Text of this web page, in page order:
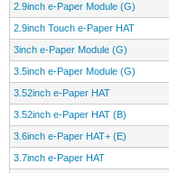
2.9inch e-Paper Module (G)
2.9inch Touch e-Paper HAT
3inch e-Paper Module (G)
3.5inch e-Paper Module (G)
3.52inch e-Paper HAT
3.52inch e-Paper HAT (B)
3.6inch e-Paper HAT+ (E)
3.7inch e-Paper HAT